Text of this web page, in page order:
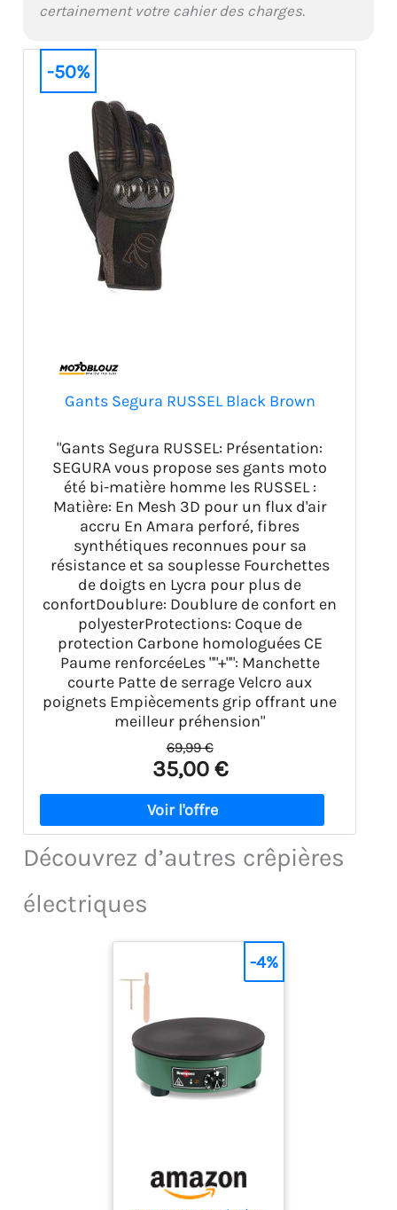
certainement votre cahier des charges.
Gants Segura RUSSEL Black Brown
"Gants Segura RUSSEL: Présentation:
SEGURA vous propose ses gants moto
été bi-matière homme les RUSSEL :
Matière: En Mesh 3D pour un flux d'air
accru En Amara perforé, fibres
synthétiques reconnues pour sa
résistance et sa souplesse Fourchettes
de doigts en Lycra pour plus de
confortDoublure: Doublure de confort en
polyesterProtections: Coque de
protection Carbone homologuées CE
Paume renforcéeLes ""+"": Manchette
courte Patte de serrage Velcro aux
poignets Empiècements grip offrant une
meilleur préhension"
69,99 €
35,00 €
-50%
Découvrez d’autres crêpières
électriques
-4%